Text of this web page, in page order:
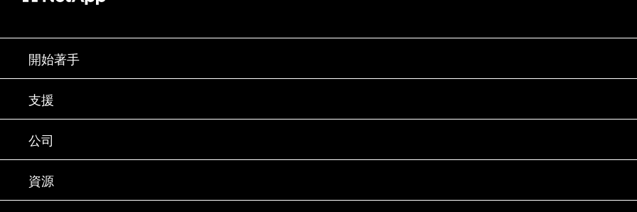
開始著手
如何購買
聯絡銷售人員
尋找合作夥伴
試用產品
執行簡報
支援
支援
訓練
說明文件
公司
公司
合作夥伴
資源